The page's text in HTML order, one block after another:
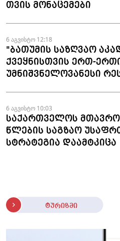
თვის მონაცემები
6 აგვისტო 12:18
"ბათუმის საზღვაო
ქვეყნისთვის ერთ-
უმნიშვნელოვანესი
6 აგვისტო 10:03
საქართველოს
წლების საგზაო
სტრატეგია დაამტკიცა
ტურიზმი